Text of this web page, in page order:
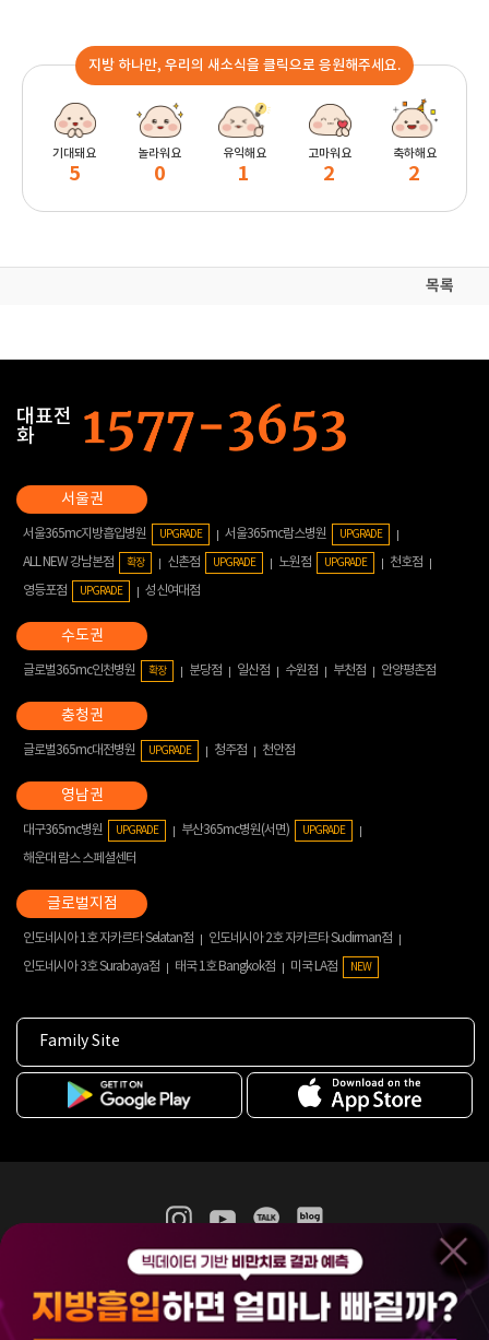
지방 하나만, 우리의 새소식을 클릭으로 응원해주세요.
기대돼요
5
놀라워요
0
유익해요
1
고마워요
2
축하해요
2
목록
대표전
화
서울365mc지방흡입병원 UPGRADE 서울365mc람스병원 UPGRADE
ALL NEW 강남본점 확장 신촌점 UPGRADE 노원점 UPGRADE
천호점
영등포점
UPGRADE 성신여대점
글로벌365mc인천병원 확장 분당점 일산점 수원점 부천점 안양평촌점
글로벌365mc대전병원 UPGRADE 청주점 천안점
대구365mc병원 UPGRADE 부산365mc병원(서면) UPGRADE
해운대 람스 스페셜센터
인도네시아 1호 자카르타 Selatan점
인도네시아 2호 자카르타 Sudirman점
인도네시아 3호 Surabaya점
태국 1호 Bangkok점 미국 LA점 NEW
Family Site
365mc 병·의원 이용약관
홈페이지 이용약관
비급여진료수가
(주)365mcㅣ서울특별시 서초구 서초대로52길 7, 3~4층(서초동, 제일빌딩)